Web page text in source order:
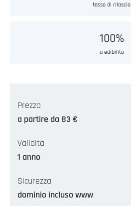
tasso di rilascio
100%
credibilità
Prezzo
a partire da 83 €
Validità
1 anno
Sicurezza
dominio incluso www